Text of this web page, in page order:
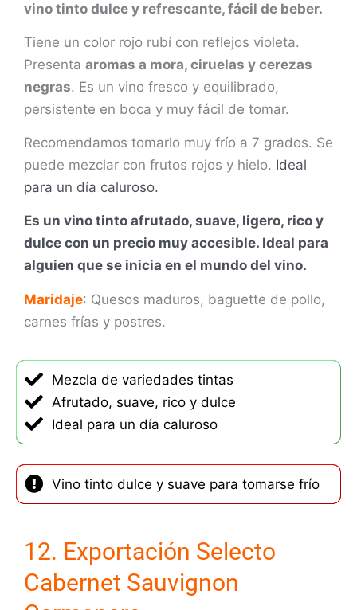
vino tinto dulce y refrescante, fácil de beber.
Tiene un color rojo rubí con reflejos violeta.
Presenta aromas a mora, ciruelas y cerezas
negras. Es un vino fresco y equilibrado,
persistente en boca y muy fácil de tomar.
Recomendamos tomarlo muy frío a 7 grados. Se
puede mezclar con frutos rojos y hielo. Ideal
para un día caluroso.
Es un vino tinto afrutado, suave, ligero, rico y
dulce con un precio muy accesible. Ideal para
alguien que se inicia en el mundo del vino.
Maridaje: Quesos maduros, baguette de pollo,
carnes frías y postres.
Mezcla de variedades tintas
Afrutado, suave, rico y dulce
Ideal para un día caluroso
Vino tinto dulce y suave para tomarse frío
12. Exportación Selecto
Cabernet Sauvignon